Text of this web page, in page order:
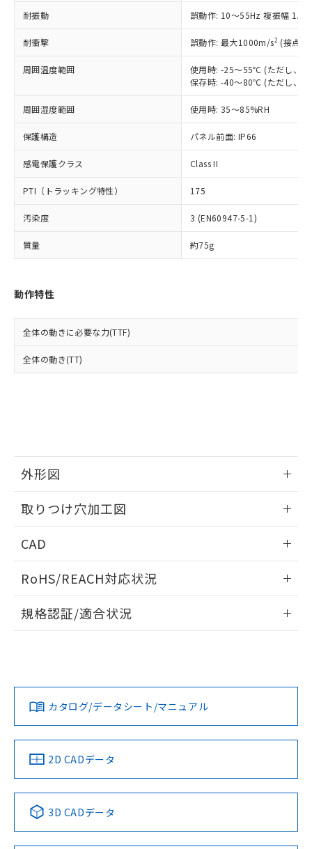
耐振動 誤動作: 10～55Hz 複振幅
耐衝撃 誤動作: 最大1000m/s2 (接点
周囲温度範囲
使用時: -25～55℃ (ただし、氷
保存時: -40～80℃ (ただし、氷
周囲湿度範囲 使用時: 35～85%RH
保護構造 パネル前面: IP66
感電保護クラス Class II
PTI（トラッキング特性） 175
汚染度 3 (EN60947-5-1)
質量 約75g
動作特性
全体の動きに必要な力(TTF)
全体の動き(TT)
外形図
取りつけ穴加工図
CAD
ドすることができます。
ログイン/会員登録
ダウンロードデータをご利用いただく前に、以下を必ずお読
みください。
ソフトウェアの使用条件
RoHS/REACH対応状況
EU RoHS 注意事項・凡例
対応済み
中国 RoHS 注意事項・凡例
Pb Hg Cd Cr(VI)
規格認証/適合状況
カタログ/データシート/マニュアル
2D CADデータ
3D CADデータ
記載している更新日時点での社内デー
タに基づき作成されるものであり、閲
覧された時点での実際の在庫および標
準価格とは異なる場合があることをご
正式な納期状況および標準価格はお客
様のお取引先、またはお客様担当のオ
ムロン制御機器販売店・当社販売員に
オムロン制御機器販売店や当社販売拠
販売ネットワーク
」をご確認
ください。
在庫状況および標準価格結果を当社の
事前の承諾なく第三者に漏洩または開
示しないようお願いします。
マイパーツ機能（部品リスト作成サー
ビス）をご利用いただくには、I-Web
メンバーズにご登録されている必要が
および当社の共同利用者が、当社の製
品・サービスに関するお客様との取
をご了承ください。
※当社の共同利用者とは、"個人情報
鉛(Pb) 1000ppm以下、 水銀(Hg) 1000ppm以下、 カド
六価クロム(Cr(Ⅵ)) 1000ppm以下、ポリ臭化ビフェニル
類(PBB) 1000ppm以下、ポリ臭化ジフェニルエーテル類
(PBDE) 1000ppm以下、フタル酸ビス(2-エチルヘキシ
ル) (DEHP)(別名：DOP) 1000ppm以下、フタル酸ブチ
ルベンジル（BBP） 1000ppm以下、フタル酸ジブチル
（DBP） 1000ppm以下、フタル酸ジイソブチル
(DIBP) 1000ppm以下
但し、RoHS指令で産業用監視および制御機器に対する
適用除外項目は除く。
フタル酸エステル類の４物質については閾値を超える意
図的な使用がないことを確認しています。
※2 対応予定月
部品在庫の切り替え状況などにより、予定
月が前後することがあります。
下記の非含有証明書をダウンロードするこ
とができます。
EU RoHS指令（10物質）の非含有証明書
物質の対応では、対応完了までの期間は出
荷製品に未対応品が混在することから備考
既に当社にて対応品への在庫切替を完了
していることから、特段のことがない限
り、2022年1月12日より割愛しておりま
*中国RoHS10物質の基準値 (GB/T26572)：
Pb(鉛) :1000ppm、 Hg(水銀) : 1000ppm、 Cd(カドミウ
Cr(Ⅵ)(六価クロム) : 1000ppm、 PBBs(ポリ臭化ビフェ
ニル類) : 1000ppm、 PBDEs(ポリ臭化ジフェニルエーテ
ル) : 1000ppm、
DEHP(フタル酸ビス(2-エチルヘキシル)) : 1000ppm
※2 環境保護使用期限
「ｅ」：有害物質（10物質）のすべてが基
準値以下であることを示します。
「10」：通常の使用状況下において有害物
質が外部に漏えいし、環境に深刻な影響を
及ぼさない年数を意味します。
（以下｢規制貨物等」という）を輸出
または国外への提供する場合は、日本
国政府の輸出許可(または役務取引許
可)を取得するなどの必要な手続きを
当社は規制貨物を破棄する場合は、完
全に破砕するなど、違法に輸出されな
いよう必要な手段を講じます。
当社は貴社製品を、核兵器、ミサイ
ル、化学兵器、生物兵器またはその他
武器並びにこれらの製造装置等に一切
使用いたしません。
当社は、貴社製品を第三者に販売する
場合は、上記1、2および3の内容を当
該第三者に通知します。また当社は、
販売先および販売に係わる関係者が違
法に輸出するおそれがある場合は、取
り引きをいたしません。
○ 一定数以上の在庫あり
△ 一定数には満たないが在庫あり
在庫なし(最新の在庫状況につ
いては、お客様のお取引先、ま
たはお客様担当のオムロン制御
機器販売店・当社販売員にご確
認ください)
受注生産機種、また在庫状況の
情報を公開していない機種